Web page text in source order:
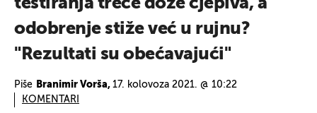
testiranja treće doze cjepiva, a
odobrenje stiže već u rujnu?
"Rezultati su obećavajući"
Piše Branimir Vorša, 17. kolovoza 2021. @ 10:22
KOMENTARI